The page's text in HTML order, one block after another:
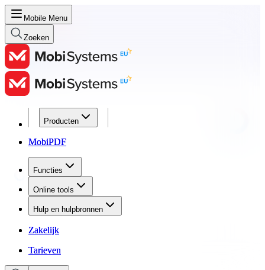
Mobile Menu
Zoeken
Producten
MobiPDF
Functies
Online tools
Hulp en hulpbronnen
Zakelijk
Tarieven
Producten
MobiPDF
Functies
Online tools
Hulp en hulpbronnen
Zakelijk
Tarieven